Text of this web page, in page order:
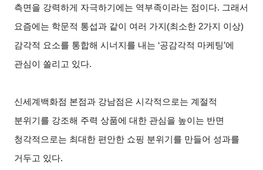
측면을 강력하게 자극하기에는 역부족이라는 점이다. 그래서
요즘에는 학문적 통섭과 같이 여러 가지(최소한 2가지 이상)
감각적 요소를 통합해 시너지를 내는 ‘공감각적 마케팅’에
관심이 쏠리고 있다.
신세계백화점 본점과 강남점은 시각적으로는 계절적
분위기를 강조해 주력 상품에 대한 관심을 높이는 반면
청각적으로는 최대한 편안한 쇼핑 분위기를 만들어 성과를
거두고 있다.